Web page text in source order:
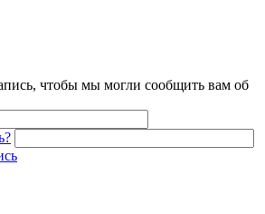
чтобы мы могли сообщить вам об